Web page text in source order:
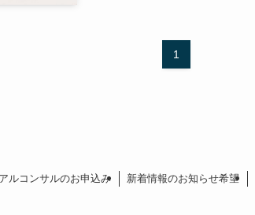
1
ルコンサルのお申込み 新着情報のお知らせ希望